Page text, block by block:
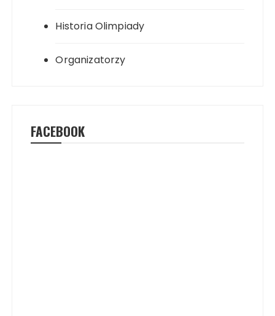
Historia Olimpiady
Organizatorzy
FACEBOOK